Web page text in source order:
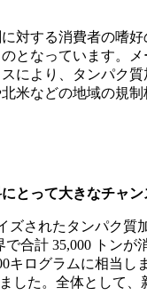
対する消費者の嗜
となっています。
により、タンパク
米などの地域の規
とって大きなチャ
ズされたタンパク
合計 35,000 トン
キログラムに相当
した。全体として